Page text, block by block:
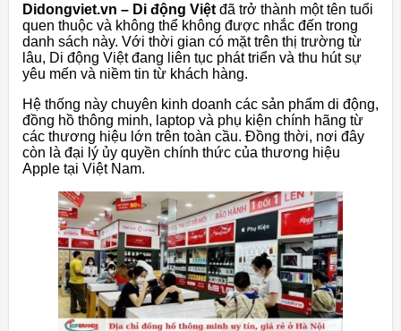
Didongviet.vn – Di động Việt đã trở thành một tên tuổi
quen thuộc và không thể không được nhắc đến trong
danh sách này. Với thời gian có mặt trên thị trường từ
lâu, Di động Việt đang liên tục phát triển và thu hút sự
yêu mến và niềm tin từ khách hàng.
Hệ thống này chuyên kinh doanh các sản phẩm di động,
đồng hồ thông minh, laptop và phụ kiện chính hãng từ
các thương hiệu lớn trên toàn cầu. Đồng thời, nơi đây
còn là đại lý ủy quyền chính thức của thương hiệu
Apple tại Việt Nam.